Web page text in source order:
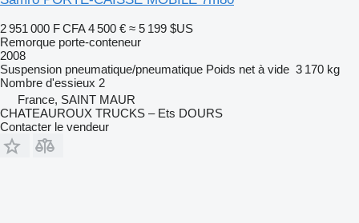
2 951 000 F CFA 4 500 € ≈ 5 199 $US
Remorque porte-conteneur
2008
Suspension pneumatique/pneumatique Poids net à vide 3 170 kg
Nombre d'essieux 2
France, SAINT MAUR
CHATEAUROUX TRUCKS – Ets DOURS
Contacter le vendeur